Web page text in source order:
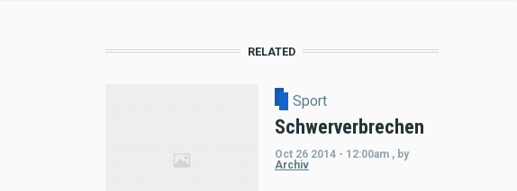
RELATED
Sport
Schwerverbrechen
Oct 26 2014 - 12:00am , by
Archiv